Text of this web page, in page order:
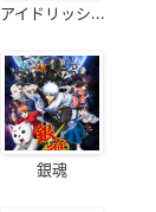
アイドリッシ...
銀魂